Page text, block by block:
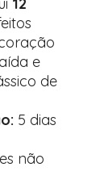
e
de
5 dias
não